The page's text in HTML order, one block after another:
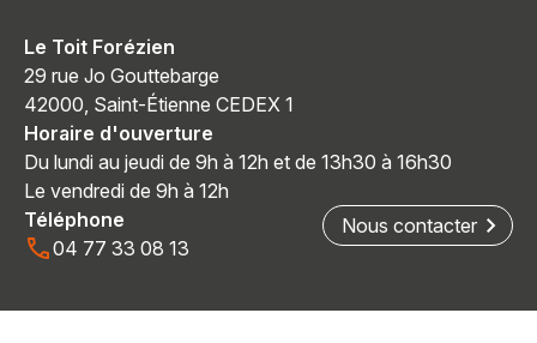
Le Toit Forézien
29 rue Jo Gouttebarge
42000, Saint-Étienne CEDEX 1
Horaire d'ouverture
Du lundi au jeudi de 9h à 12h et de 13h30 à 16h30
Le vendredi de 9h à 12h
Téléphone
04 77 33 08 13
Nous contacter